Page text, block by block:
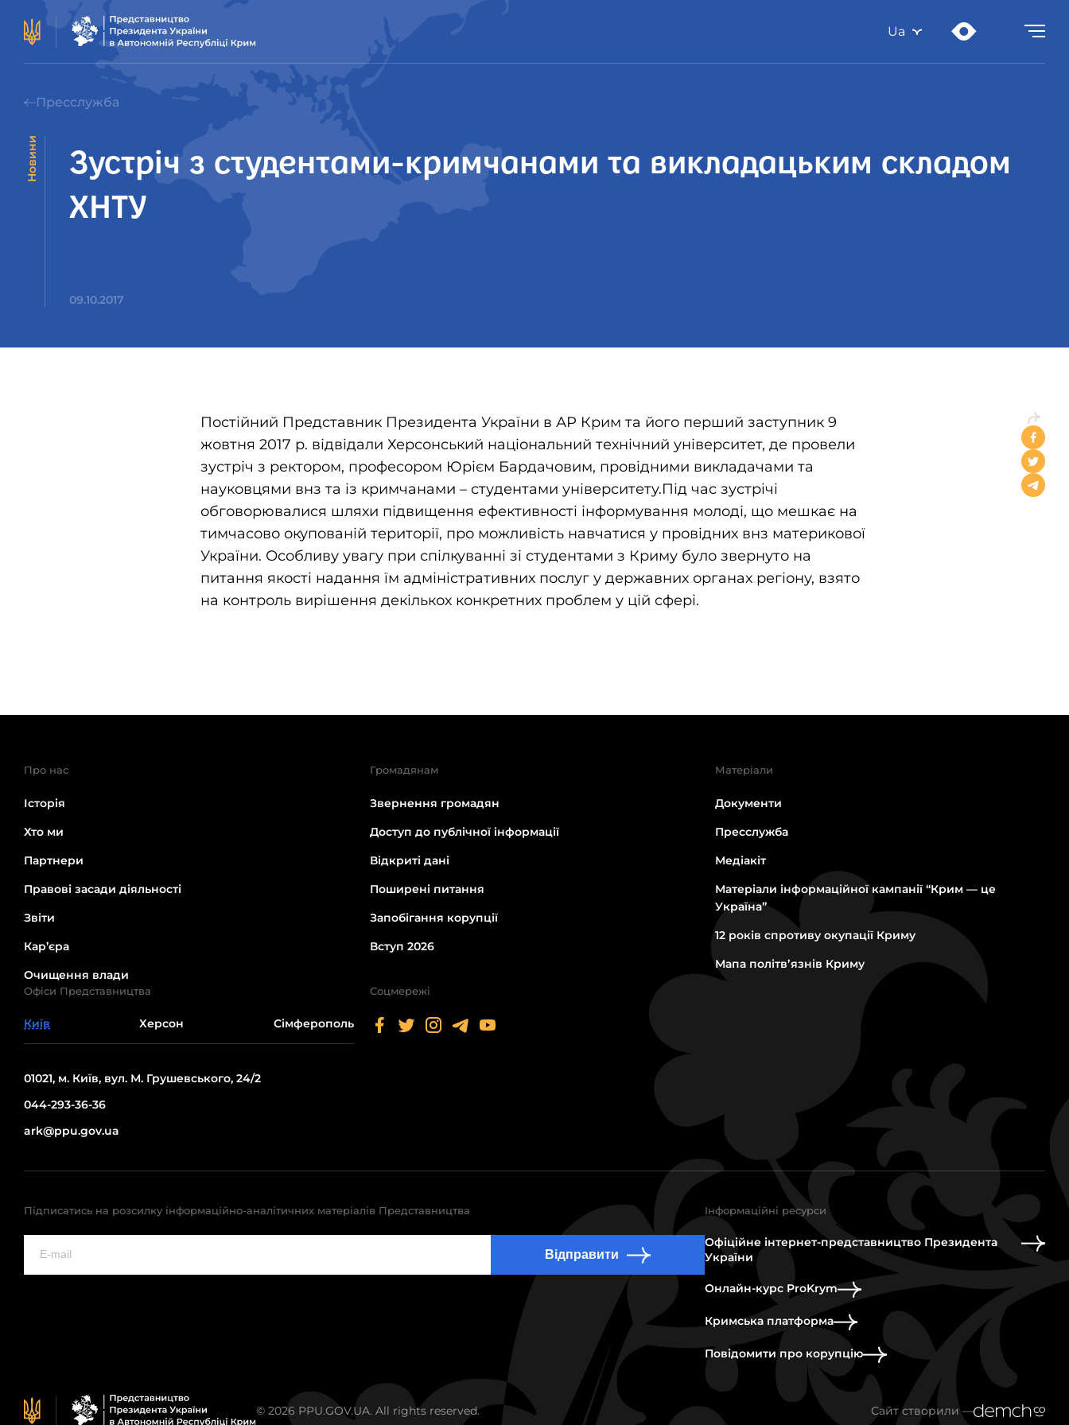
Ua
Пресслужба
Новини
Зустріч з студентами-кримчанами та викладацьким складом
ХНТУ
09.10.2017
Постійний Представник Президента України в АР Крим та його перший заступник 9
жовтня 2017 р. відвідали Херсонський національний технічний університет, де провели
зустріч з ректором, професором Юрієм Бардачовим, провідними викладачами та
науковцями внз та із кримчанами – студентами університету.Під час зустрічі
обговорювалися шляхи підвищення ефективності інформування молоді, що мешкає на
тимчасово окупованій території, про можливість навчатися у провідних внз материкової
України. Особливу увагу при спілкуванні зі студентами з Криму було звернуто на
питання якості надання їм адміністративних послуг у державних органах регіону, взято
на контроль вирішення декількох конкретних проблем у цій сфері.
Про нас
Історія
Хто ми
Партнери
Правові засади діяльності
Звіти
Кар’єра
Очищення влади
Громадянам
Звернення громадян
Доступ до публічної інформації
Відкриті дані
Поширені питання
Запобігання корупції
Вступ 2026
Матеріали
Документи
Пресслужба
Медіакіт
Матеріали інформаційної кампанії “Крим — це
Україна”
12 років спротиву окупації Криму
Мапа політвʼязнів Криму
Офіси Представництва
Київ Херсон Сімферополь
01021, м. Київ, вул. М. Грушевського, 24/2
044-293-36-36
ark@ppu.gov.ua
Соцмережі
Підписатись на розсилку інформаційно-аналітичних матеріалів Представництва
Відправити
Інформаційні ресурси
Офіційне інтернет-представництво Президента
України
Онлайн-курс ProKrym
Кримська платформа
Повідомити про корупцію
© 2026 PPU.GOV.UA. All rights reserved. Сайт створили —